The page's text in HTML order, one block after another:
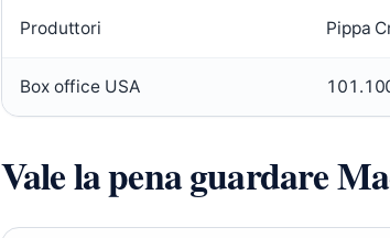
Produttori Pippa
Box office USA
Vale la pena guardare